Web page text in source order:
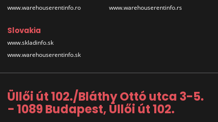
www.warehouserentinfo.ro
www.warehouserentinfo.rs
Slovakia
www.skladinfo.sk
www.warehouserentinfo.sk
Üllői út 102./Bláthy Ottó utca 3-5.
- 1089 Budapest, Üllői út 102.